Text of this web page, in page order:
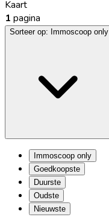
Kaart
1 pagina
Sorteer op: Immoscoop only
Immoscoop only
Goedkoopste
Duurste
Oudste
Nieuwste